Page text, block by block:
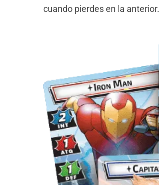
cuando pierdes en la anterior.